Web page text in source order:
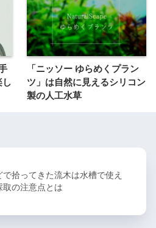
し
「ニッソー ゆらめくプラン
ツ」は自然に見えるシリコン
製の人工水草
拾ってきた流木は水槽で使え
取の注意点とは